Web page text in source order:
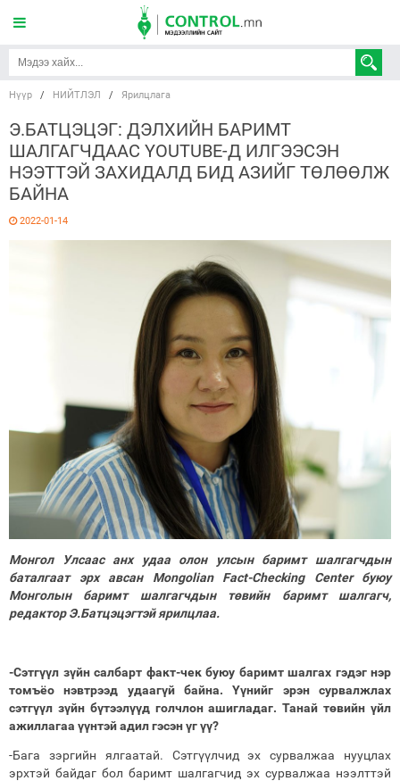
Нүүр / НИЙТЛЭЛ / Ярилцлага
Э.БАТЦЭЦЭГ: ДЭЛХИЙН БАРИМТ
ШАЛГАГЧДААС YOUTUBE-Д ИЛГЭЭСЭН
НЭЭТТЭЙ ЗАХИДАЛД БИД АЗИЙГ ТӨЛӨӨЛЖ
БАЙНА
2022-01-14
Монгол Улсаас анх удаа олон улсын баримт шалгагчдын
баталгаат эрх авсан Mongolian Fact-Checking Center буюу
Монголын баримт шалгагчдын төвийн баримт шалгагч,
редактор Э.Батцэцэгтэй ярилцлаа.
-Сэтгүүл зүйн салбарт факт-чек буюу баримт шалгах гэдэг нэр
томъёо нэвтрээд удаагүй байна. Үүнийг эрэн сурвалжлах
сэтгүүл зүйн бүтээлүүд голчлон ашигладаг. Танай төвийн үйл
ажиллагаа үүнтэй адил гэсэн үг үү?
-Бага зэргийн ялгаатай. Сэтгүүлчид эх сурвалжаа нууцлах
эрхтэй байдаг бол баримт шалгагчид эх сурвалжаа нээлттэй